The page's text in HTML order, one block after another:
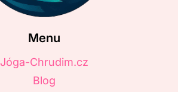
Menu
Jóga-Chrudim.cz
Blog